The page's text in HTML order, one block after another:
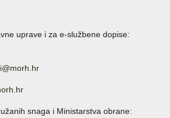
uprave i za e-službene dopise:
snaga i Ministarstva obrane: